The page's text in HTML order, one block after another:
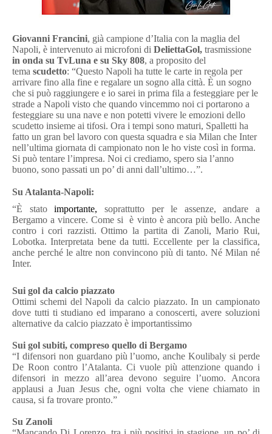
Giovanni Francini, già campione d’Italia con la maglia del
Napoli, è intervenuto ai microfoni di DeliettaGol, trasmissione
in onda su TvLuna e su Sky 808, a proposito del
tema scudetto: “Questo Napoli ha tutte le carte in regola per
arrivare fino alla fine e regalare un sogno alla città. È un sogno
che si può raggiungere e io sarei in prima fila a festeggiare per le
strade a Napoli visto che quando vincemmo noi ci portarono a
festeggiare su una nave e non potetti vivere le emozioni dello
scudetto insieme ai tifosi. Ora i tempi sono maturi, Spalletti ha
fatto un gran bel lavoro con questa squadra e sia Milan che Inter
nell’ultima giornata di campionato non le ho viste così in forma.
Si può tentare l’impresa. Noi ci crediamo, spero sia l’anno
buono, sono passati un po’ di anni dall’ultimo…”.
Su Atalanta-Napoli:
“È statoimportante, soprattutto per le assenze, andare a
Bergamo a vincere. Come si è vinto è ancora più bello. Anche
contro i cori razzisti. Ottimo la partita di Zanoli, Mario Rui,
Lobotka. Interpretata bene da tutti. Eccellente per la classifica,
anche perché le altre non convincono più di tanto. Né Milan né
Inter.
Sui gol da calcio piazzato
Ottimi schemi del Napoli da calcio piazzato. In un campionato
dove tutti ti studiano ed imparano a conoscerti, avere soluzioni
alternative da calcio piazzato è importantissimo
Sui gol subiti, compreso quello di Bergamo
“I difensori non guardano più l’uomo, anche Koulibaly si perde
De Roon contro l’Atalanta. Ci vuole più attenzione quando i
difensori in mezzo all’area devono seguire l’uomo. Ancora
applausi a Juan Jesus che, ogni volta che viene chiamato in
causa, si fa trovare pronto.”
Su Zanoli